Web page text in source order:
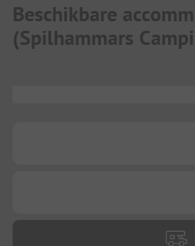
Beschikbare
(Spilhammars